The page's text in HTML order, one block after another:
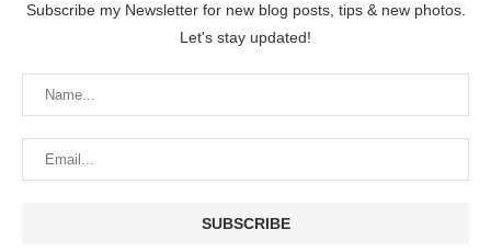
Subscribe my Newsletter for new blog posts, tips & new photos.
Let's stay updated!